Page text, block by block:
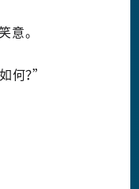
意。
何？”